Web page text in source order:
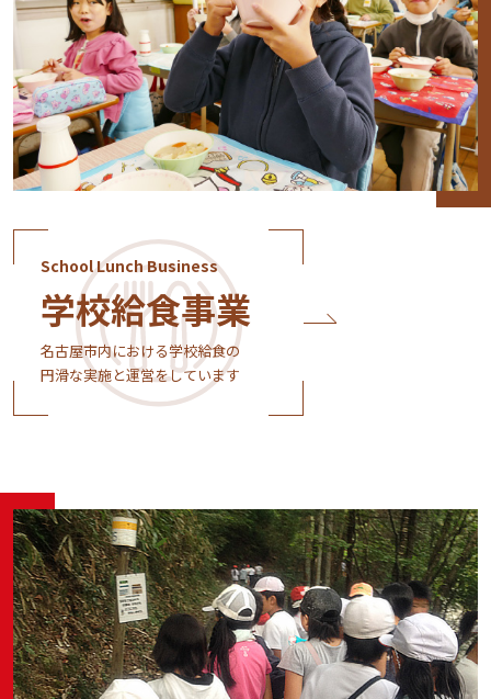
School Lunch Business
学校給食事業
名古屋市内における学校給食の
円滑な実施と運営をしています